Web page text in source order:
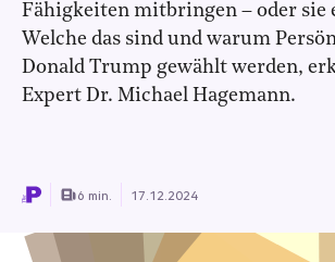
Fähigkeiten mitbringen – oder sie
Welche das sind und warum
Donald Trump gewählt werden,
Expert Dr. Michael Hagemann.
6 min. 17.12.2024